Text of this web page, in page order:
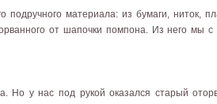
материала: из бумаги, ниток,
от шапочки помпона. Из него мы с
Но у нас под рукой оказался старый